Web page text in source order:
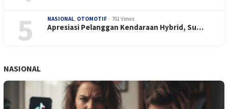
5 NASIONAL OTOMOTIF 761 Views
Apresiasi Pelanggan Kendaraan Hybrid, Su…
NASIONAL